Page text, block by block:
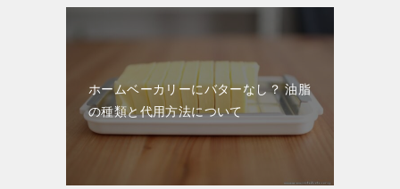
ホームベーカリーにバターなし？ 油脂
の種類と代用方法について